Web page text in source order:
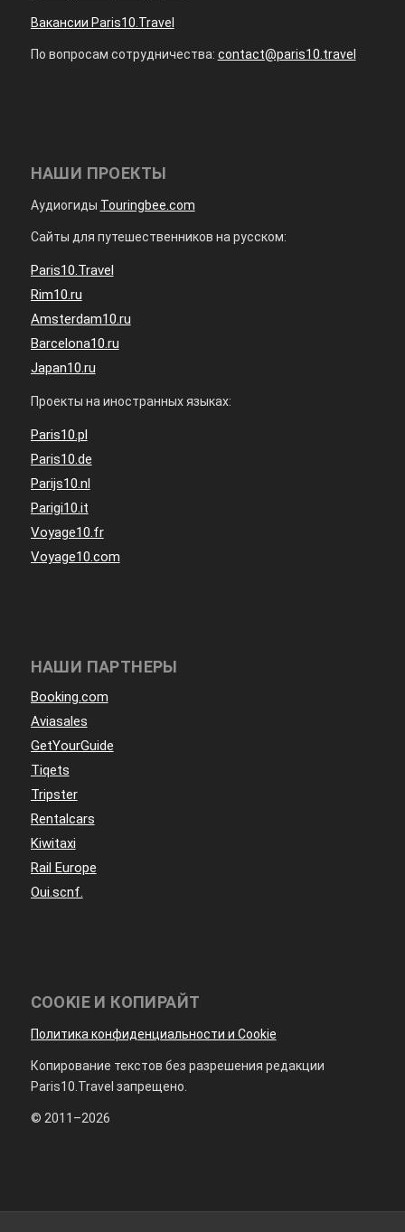
Вакансии Paris10.Travel
По вопросам сотрудничества: contact@paris10.travel
НАШИ ПРОЕКТЫ
Аудиогиды Touringbee.com
Сайты для путешественников на русском:
Paris10.Travel
Rim10.ru
Amsterdam10.ru
Barcelona10.ru
Japan10.ru
Проекты на иностранных языках:
Paris10.pl
Paris10.de
Parijs10.nl
Parigi10.it
Voyage10.fr
Voyage10.com
НАШИ ПАРТНЕРЫ
Booking.com
Aviasales
GetYourGuide
Tiqets
Tripster
Rentalcars
Kiwitaxi
Rail Europe
Oui.scnf.
COOKIE И КОПИРАЙТ
Политика конфиденциальности и Cookie
Копирование текстов без разрешения редакции
Paris10.Travel запрещено.
© 2011–2026